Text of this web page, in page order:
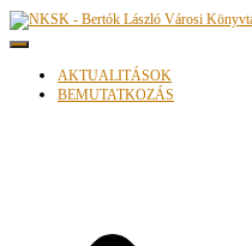
Navigáció be-/kikapcsolása
AKTUALITÁSOK
BEMUTATKOZÁS